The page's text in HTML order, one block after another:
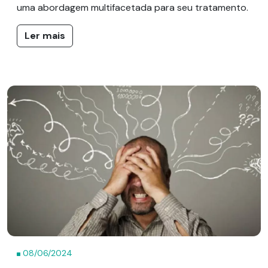
uma abordagem multifacetada para seu tratamento.
Ler mais
08/06/2024